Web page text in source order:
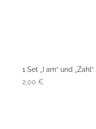
1 Set „I am“ und „Zahl“
2,00 €